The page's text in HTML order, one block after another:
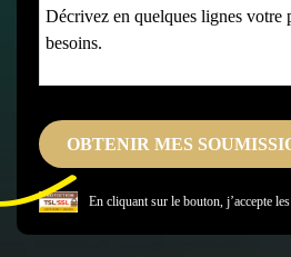
En cliquant sur le bouton, j’accepte les